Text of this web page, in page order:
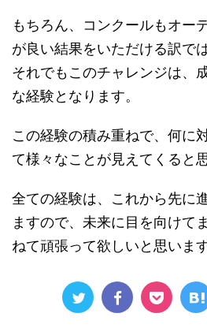
もちろん、コンクールもオー
が良い結果をいただける訳で
それでもこのチャレンジは、
な経験となります。
この経験の積み重ねで、何に
て様々なことが見えてくると
全ての経験は、これから先に
ますので、未来に目を向けて
ねて頑張って欲しいと思います